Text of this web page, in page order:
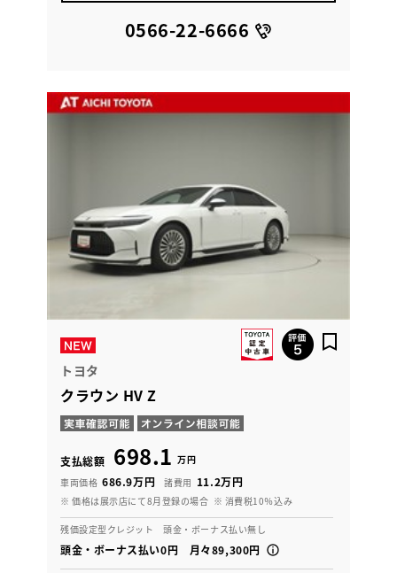
0566-22-6666
トヨタ
クラウン HV Z
支払総額 698.1 万円
車両価格 686.9万円 諸費用 11.2万円
※ 価格は展示店にて8月登録の場合 ※ 消費税10％込み
残価設定型クレジット 頭金・ボーナス払い無し
頭金・ボーナス払い0円 月々89,300円